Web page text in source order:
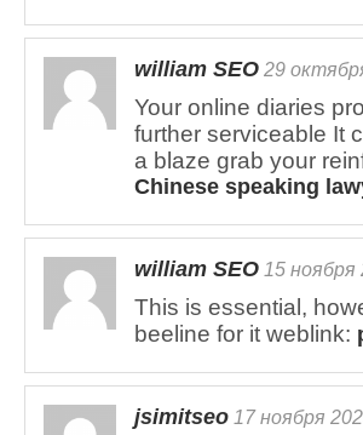
william SEO 29
Your online diaries
further serviceable It
a blaze grab your
Chinese speaking
william SEO 15 ноября
This is essential,
beeline for it weblink:
jsimitseo 17 ноября